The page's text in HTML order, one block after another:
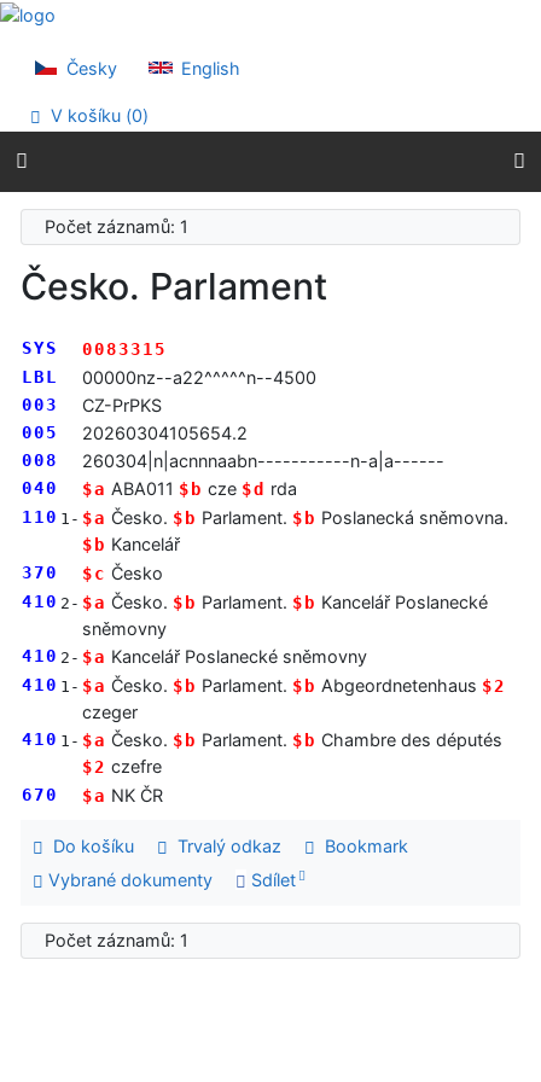
Přejít na obsah
Prohlášení o webové přístupnosti
Česky English
V košíku (0)
Počet záznamů: 1
Česko. Parlament
SYS
0083315
LBL
00000nz--a22^^^^^n--4500
003 CZ-PrPKS
005 20260304105654.2
008 260304|n|acnnnaabn-----------n-a|a------
040 $a ABA011 $b cze $d rda
110 1- $a Česko. $b Parlament. $b Poslanecká sněmovna.
$b Kancelář
370 $c Česko
410 2- $a Česko. $b Parlament. $b Kancelář Poslanecké
sněmovny
410 2- $a Kancelář Poslanecké sněmovny
410 1- $a Česko. $b Parlament. $b Abgeordnetenhaus $2
czeger
410 1- $a Česko. $b Parlament. $b Chambre des députés
$2 czefre
670 $a NK ČR
Do košíku Trvalý odkaz
Bookmark
Vybrané dokumenty
Sdílet
Počet záznamů: 1